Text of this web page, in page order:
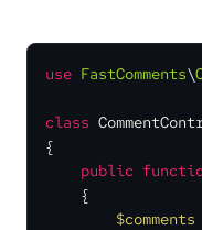
use FastComments\
class
{
public
{
$comments